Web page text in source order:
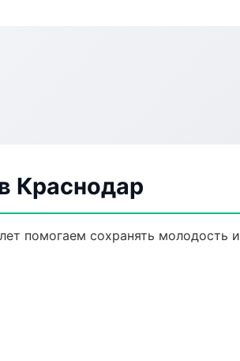
Краснодар
помогаем сохранять молодость